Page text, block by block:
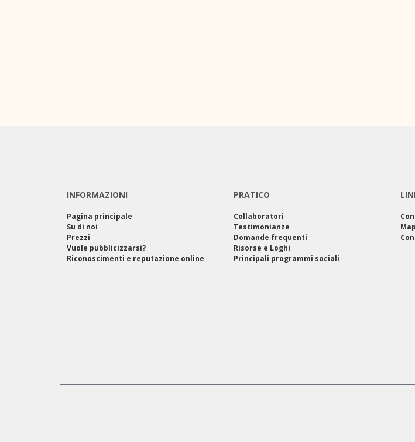
INFORMAZIONI
Pagina principale
Su di noi
Prezzi
Vuole pubblicizzarsi?
Riconoscimenti e reputazione online
PRATICO
Collaboratori
Testimonianze
Domande frequenti
Risorse e Loghi
Principali programmi sociali